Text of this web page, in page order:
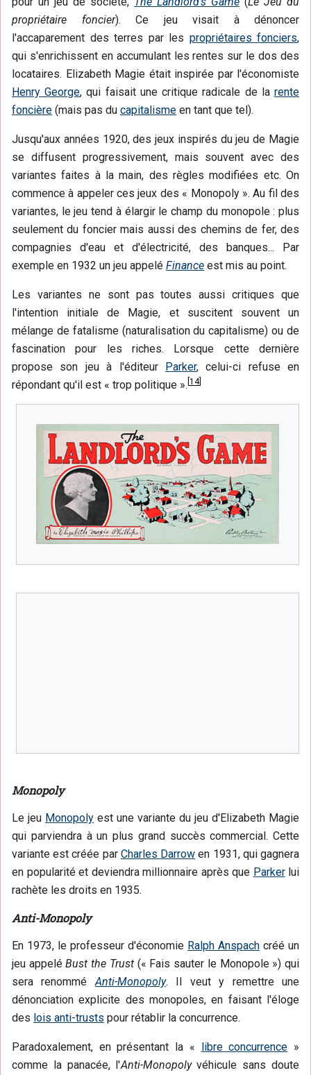
propriétaire foncier). Ce jeu visait à dénoncer
l'accaparement des terres par les propriétaires fonciers,
qui s'enrichissent en accumulant les rentes sur le dos des
locataires. Elizabeth Magie était inspirée par l'économiste
Henry George, qui faisait une critique radicale de larente
foncière (mais pas du capitalisme en tant que tel).
Jusqu'aux années 1920, des jeux inspirés du jeu de Magie
se diffusent progressivement, mais souvent avec des
variantes faites à la main, des règles modifiées etc. On
commence à appeler ces jeux des « Monopoly ». Au fil des
variantes, le jeu tend à élargir le champ du monopole : plus
seulement du foncier mais aussi des chemins de fer, des
compagnies d'eau et d'électricité, des banques... Par
exemple en 1932 un jeu appelé Finance est mis au point.
Les variantes ne sont pas toutes aussi critiques que
l'intention initiale de Magie, et suscitent souvent un
mélange de fatalisme (naturalisation du capitalisme) ou de
fascination pour les riches. Lorsque cette dernière
propose son jeu à l'éditeur Parker, celui-ci refuse en
répondant qu'il est « trop politique ». 14]
Monopoly
Le jeu Monopoly est une variante du jeu d'Elizabeth Magie
qui parviendra à un plus grand succès commercial. Cette
variante est créée par Charles Darrow en 1931, qui gagnera
en popularité et deviendra millionnaire après que Parkerlui
rachète les droits en 1935.
Anti-Monopoly
En 1973, le professeur d'économie Ralph Anspach créé un
jeu appeléBust the Trust(« Fais sauter le Monopole ») qui
sera renommé Anti-Monopoly. Il veut y remettre une
dénonciation explicite des monopoles, en faisant l'éloge
des lois anti-trusts pour rétablir la concurrence.
Paradoxalement, en présentant la « libre concurrence »
comme la panacée, l'Anti-Monopolyvéhicule sans doute